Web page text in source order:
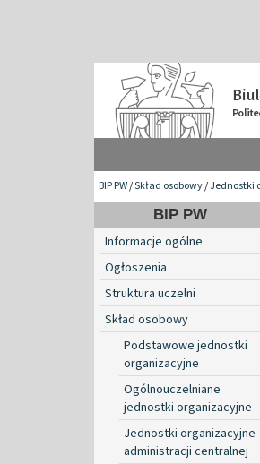
BIP PW/Skład osobowy/Jednostki
BIP PW
Informacje ogólne
Ogłoszenia
Struktura uczelni
Skład osobowy
Podstawowe jednostki
organizacyjne
Ogólnouczelniane
jednostki organizacyjne
Jednostki organizacyjne
administracji centralnej